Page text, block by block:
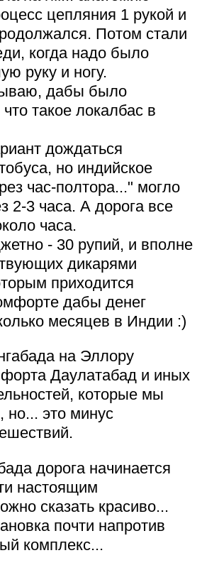
цепляния 1 рукой и
Потом стали
когда надо было
руку и ногу.
дабы было
такое локалбас в
дождаться
но индийское
час-полтора..." могло
2-3 часа. А дорога все
часа.
- 30 рупий, и вполне
дикарями
приходится
дабы денег
месяцев в Индии :)
на Эллору
Даулатабад и иных
которые мы
но... это минус
дорога начинается
настоящим
сказать красиво...
почти напротив
комплекс...